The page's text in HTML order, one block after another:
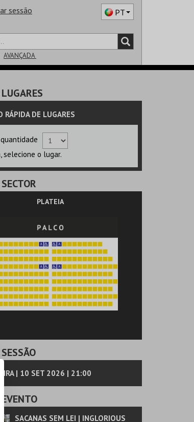
sessão PT
AVANÇADA
RÁPIDA DE LUGARES
selecione o lugar.
PLATEIA
| 10 SET 2026 | 21:00
- EVENTO
SACANAS SEM LEI | INGLORIOUS